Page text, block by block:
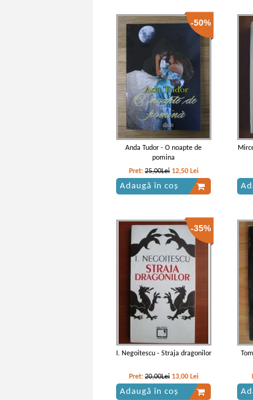
Radu Tudoran - Ultima poveste
-50%
Anda Tudor - O noapte de
pomina
Pret: 25,00Lei 12,50 Lei
Adaugă în coș
-35%
I. Negoitescu - Straja dragonilor
Pret: 20,00Lei 13,00 Lei
Adaugă în coș